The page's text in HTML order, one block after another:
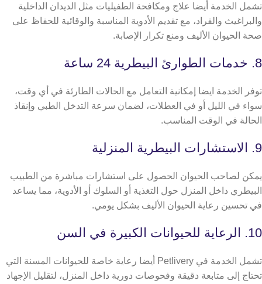
تشمل الخدمة أيضا علاج ومكافحة الطفيليات مثل الديدان الداخلية
والبراغيث والقراد، مع تقديم الأدوية المناسبة والوقائية للحفاظ على
صحة الحيوان الأليف ومنع تكرار الإصابة.
8. خدمات الطوارئ البيطرية 24 ساعة
توفر الخدمة ايضا إمكانية التعامل مع الحالات الطارئة في أي وقت،
سواء في الليل أو في العطلات، لضمان سرعة التدخل الطبي وإنقاذ
الحالة في الوقت المناسب.
9. الاستشارات البيطرية المنزلية
يمكن لصاحب الحيوان الحصول على استشارات مباشرة من الطبيب
البيطري داخل المنزل حول التغذية أو السلوك أو الأدوية، مما يساعد
في تحسين رعاية الحيوان الأليف بشكل يومي.
10. الرعاية للحيوانات الكبيرة في السن
تشمل الخدمة في Petlivery أيضا رعاية خاصة للحيوانات المسنة التي
تحتاج إلى متابعة دقيقة وفحوصات دورية داخل المنزل، لتقليل الإجهاد